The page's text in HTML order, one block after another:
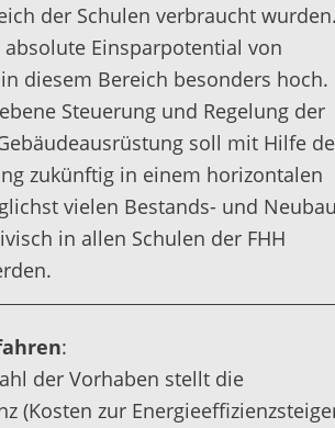
der Schulen verbraucht
Einsparpotential von
diesem Bereich besonders hoch.
Steuerung und Regelung der
soll mit Hilfe
zukünftig in einem horizontalen
vielen Bestands- und
in allen Schulen der FHH
:
der Vorhaben stellt die
(Kosten zur